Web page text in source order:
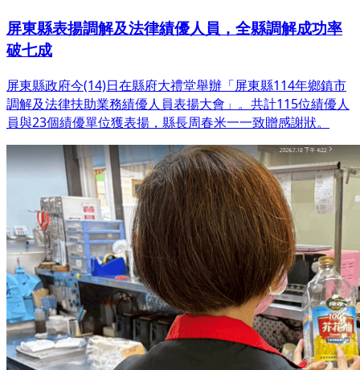
屏東縣表揚調解及法律績優人員，全縣調解成功率
破七成
屏東縣政府今(14)日在縣府大禮堂舉辦「屏東縣114年鄉鎮市
調解及法律扶助業務績優人員表揚大會」。共計115位績優人
員與23個績優單位獲表揚，縣長周春米一一致贈感謝狀。